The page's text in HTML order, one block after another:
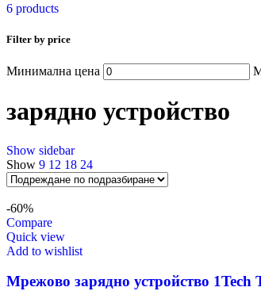
6 products
Filter by price
Минимална цена
зарядно устройство
Show sidebar
Show 9 12 18 24
-60%
Compare
Quick view
Add to wishlist
Мрежово зарядно устройство